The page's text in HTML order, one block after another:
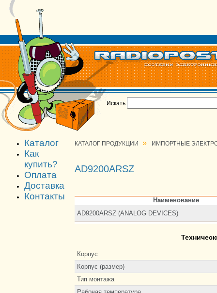
Искать
Каталог
Как
купить?
Оплата
Доставка
Контакты
КАТАЛОГ ПРОДУКЦИИ » ИМПОРТНЫЕ
AD9200ARSZ
Наименование
AD9200ARSZ (ANALOG DEVICES)
Корпус
Корпус (размер)
Тип монтажа